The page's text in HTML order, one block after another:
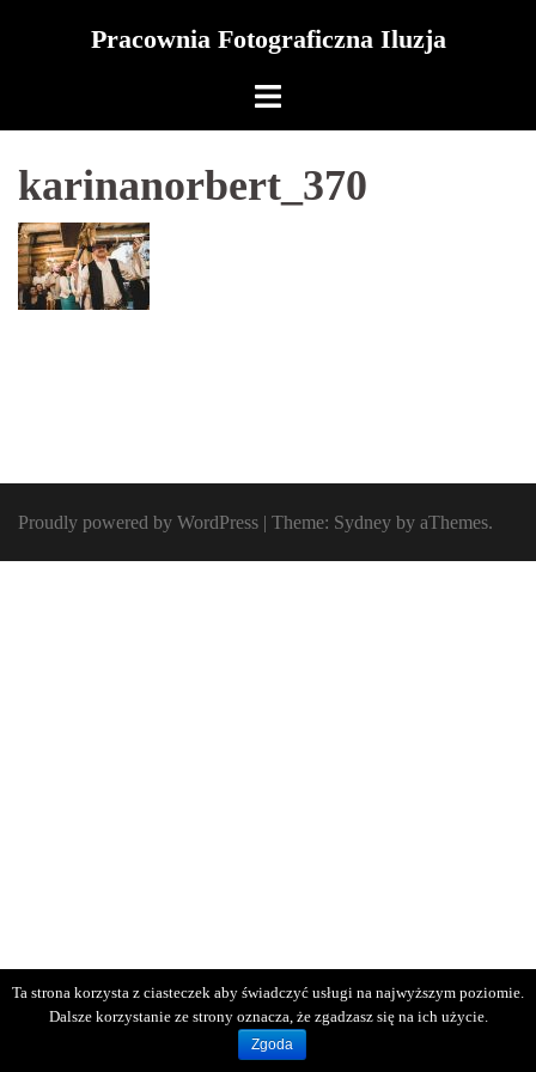
Pracownia Fotograficzna Iluzja
karinanorbert_370
Proudly powered by WordPress | Theme: Sydney by aThemes.
Ta strona korzysta z ciasteczek aby świadczyć usługi na najwyższym poziomie.
Dalsze korzystanie ze strony oznacza, że zgadzasz się na ich użycie.
Zgoda